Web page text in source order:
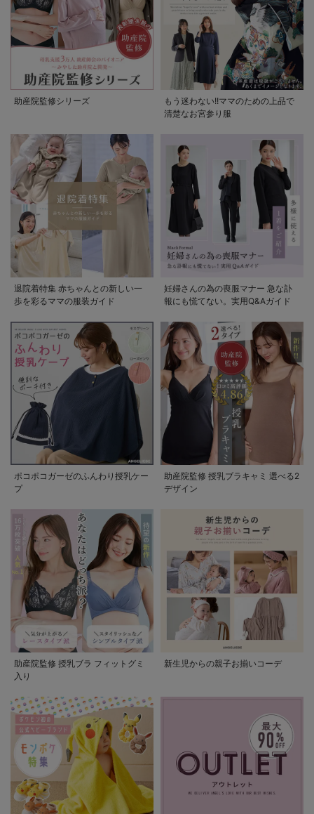
助産院監修シリーズ
もう迷わない!!ママのための上品で
清楚なお宮参り服
退院着特集 赤ちゃんとの新しい一
歩を彩るママの服装ガイド
妊婦さんの為の喪服マナー 急な訃
報にも慌てない。実用Q&Aガイド
ポコポコガーゼのふんわり授乳ケー
プ
助産院監修 授乳ブラキャミ 選べる2
デザイン
助産院監修 授乳ブラ フィットグミ
入り
新生児からの親子お揃いコーデ